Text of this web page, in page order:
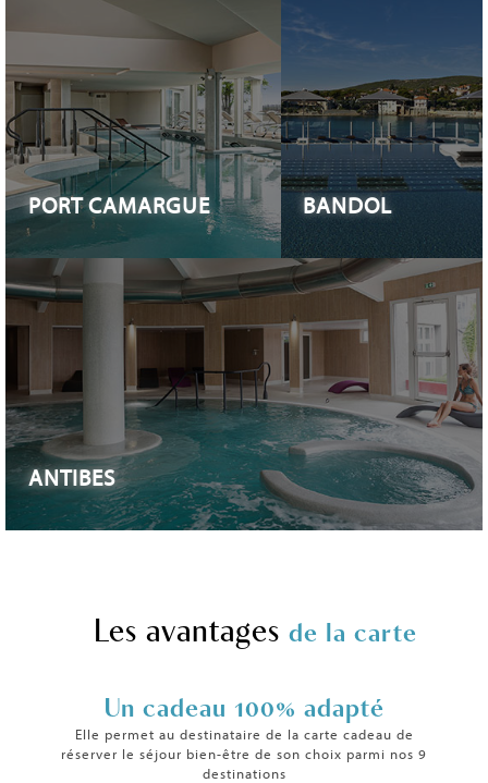
PORT CAMARGUE BANDOL
ANTIBES
Les avantages de la carte
Un cadeau 100% adapté
Elle permet au destinataire de la carte cadeau de
réserver le séjour bien-être de son choix parmi nos 9
destinations